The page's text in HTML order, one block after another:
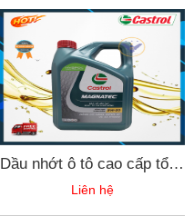
Dầu nhớt ô tô cao cấp tổng
hợp toàn phần Castrol
Liên hệ